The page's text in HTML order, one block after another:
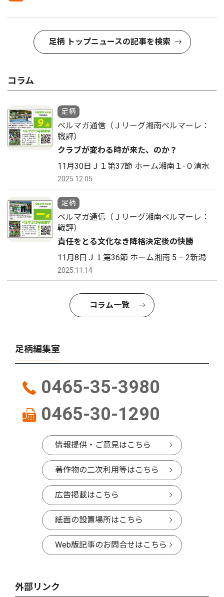
足柄 トップニュースの記事を検索
コラム
足柄
ベルマガ通信（Ｊリーグ湘南ベルマーレ：
戦評）
クラブが変わる時が来た、のか？
11月30日Ｊ１第37節 ホーム湘南１-０清水
2025.12.05
足柄
ベルマガ通信（Ｊリーグ湘南ベルマーレ：
戦評）
責任をとる文化なき降格決定後の快勝
11月8日Ｊ１第36節 ホーム湘南 5 – 2新潟
2025.11.14
コラム一覧
足柄編集室
0465-35-3980
0465-30-1290
情報提供・ご意見はこちら
著作物の二次利用等はこちら
広告掲載はこちら
紙面の設置場所はこちら
Web版記事のお問合せはこちら
外部リンク